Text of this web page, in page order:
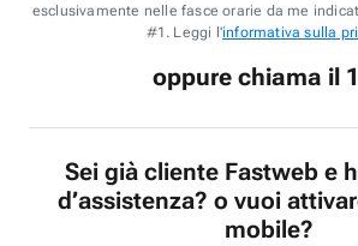
esclusivamente nelle fasce orarie da me
#1. Leggi l'informativa sulla
oppure chiama il
Sei già cliente Fastweb e
d’assistenza? o vuoi
mobile?